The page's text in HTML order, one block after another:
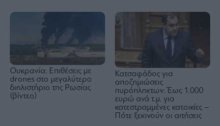
Ουκρανία: Επιθέσεις με
drones στο μεγαλύτερο
διηλιστήριο της Ρωσίας
(βίντεο)
Κατσαφάδος για
αποζημιώσεις
πυρόπληκτων: Έως 1.000
ευρώ ανά τ.μ. για
κατεστραμμένες κατοικίες –
Πότε ξεκινούν οι αιτήσεις